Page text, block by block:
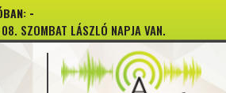
-
SZOMBAT LÁSZLÓ NAPJA VAN.